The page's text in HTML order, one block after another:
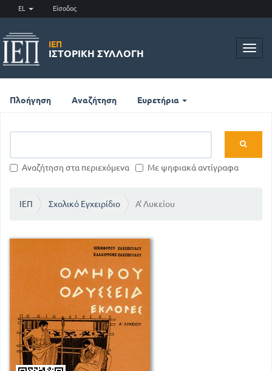
EL Είσοδος
ΙΕΠ
ΙΣΤΟΡΙΚΉ ΣΥΛΛΟΓΉ
Πλοήγηση Αναζήτηση Ευρετήρια
Αναζήτηση στα περιεχόμενα Με ψηφιακά αντίγραφα
ΙΕΠ Σχολικό Εγχειρίδιο Α' Λυκείου